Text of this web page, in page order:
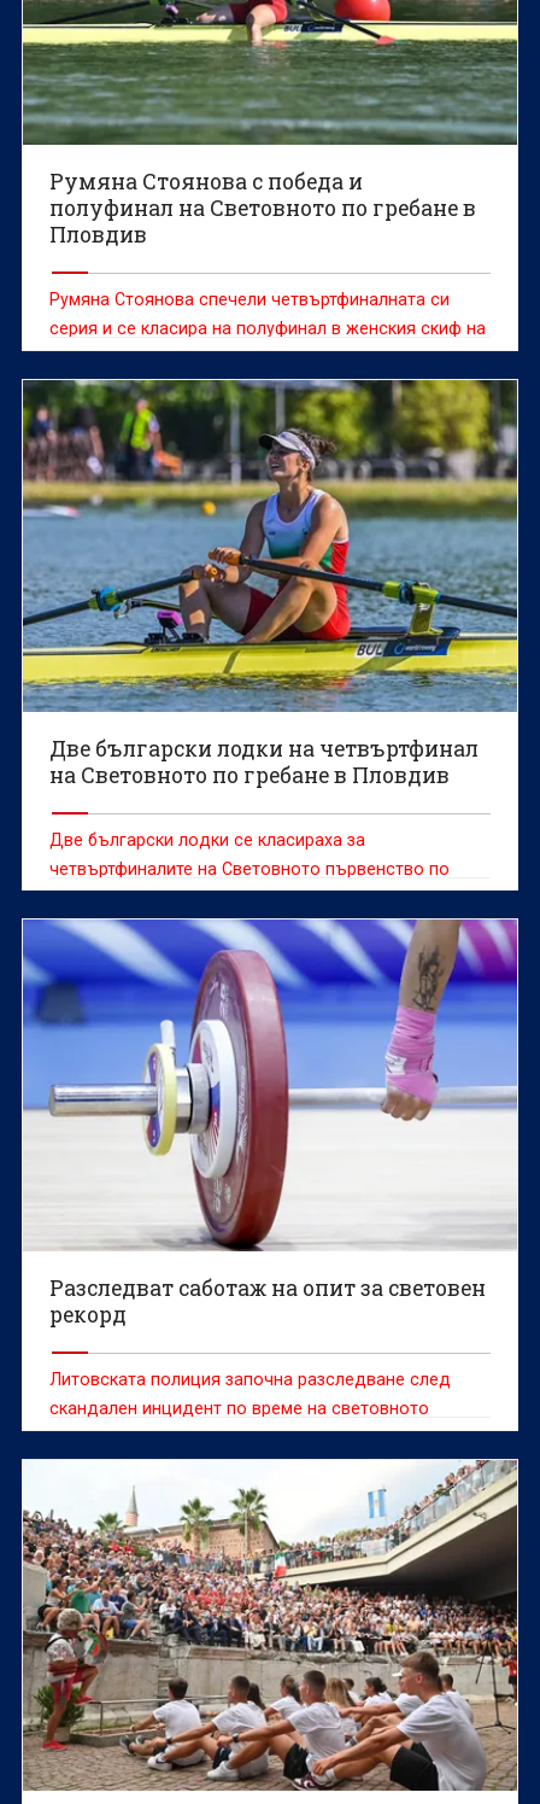
Румяна Стоянова с победа и
полуфинал на Световното по гребане в
Пловдив
Румяна Стоянова спечели четвъртфиналната си
серия и се класира на полуфинал в женския скиф на
Световното първенство по гребане до 19 г. в
Пловдив.
Две български лодки на четвъртфинал
на Световното по гребане в Пловдив
Две български лодки се класираха за
четвъртфиналите на Световното първенство по
гребане за мъже и жени до 19 години, което се
провежда в Пловдив.
Разследват саботаж на опит за световен
рекорд
Литовската полиция започна разследване след
скандален инцидент по време на световното
първенство по класически силов трибой, при който
състезателка Сонита Мулух да атакува световен
рекорд.